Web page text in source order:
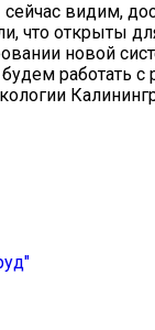
видим,
что открыты
новой
работать